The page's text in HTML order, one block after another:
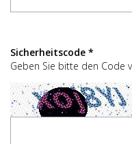
Sicherheitscode *
Geben Sie bitte den Code